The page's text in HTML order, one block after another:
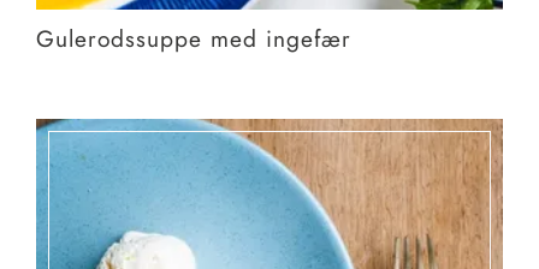
Gulerodssuppe med ingefær